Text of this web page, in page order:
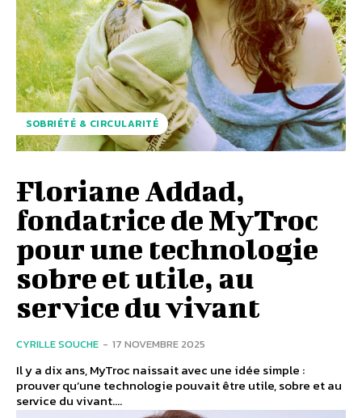
SOBRIÉTÉ & CIRCULARITÉ
Floriane Addad,
fondatrice de MyTroc
pour une technologie
sobre et utile, au
service du vivant
CYRILLE SOUCHE - 17 NOVEMBRE 2025
Il y a dix ans, MyTroc naissait avec une idée simple :
prouver qu’une technologie pouvait être utile, sobre et au
service du vivant....